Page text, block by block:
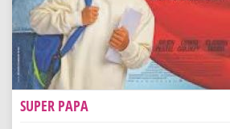
SUPER PAPA